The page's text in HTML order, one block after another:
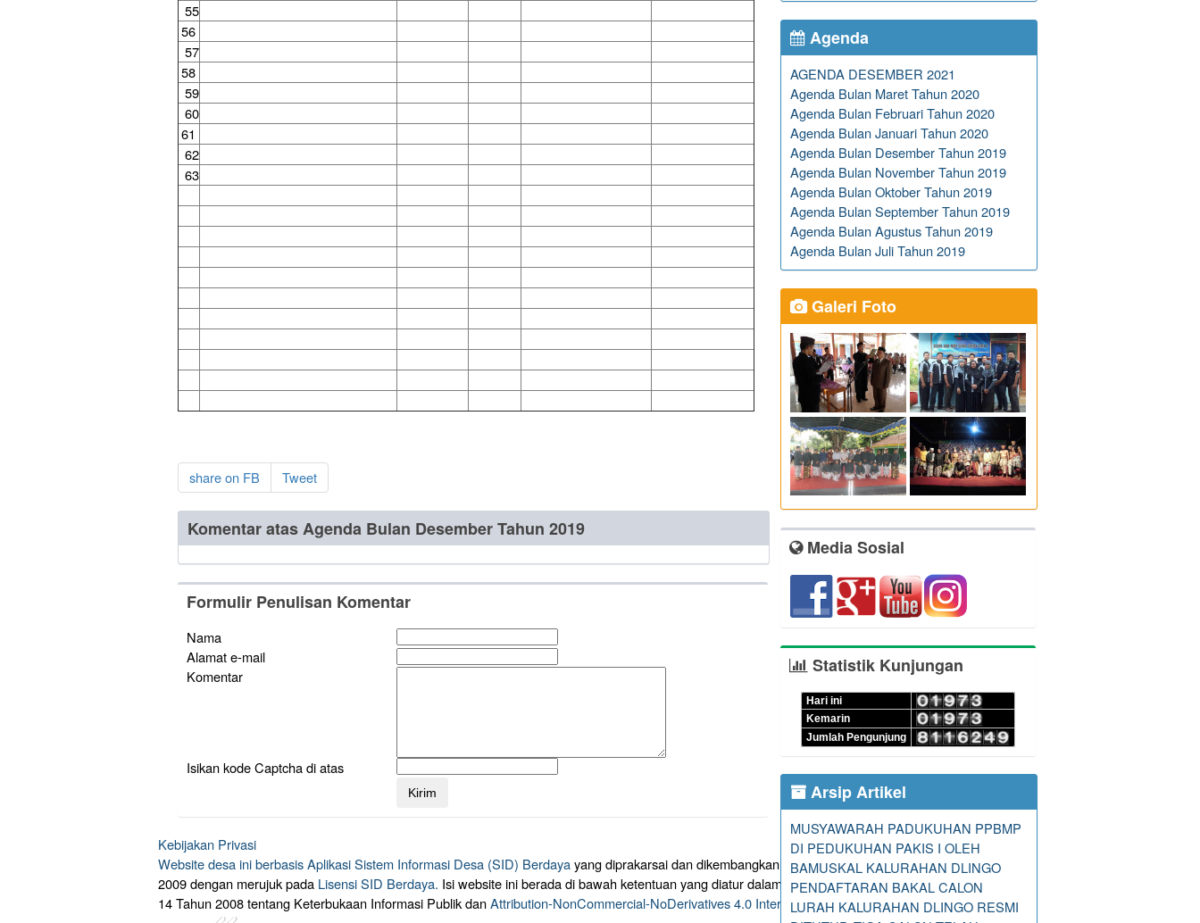
55
56
57
58
59
60
61
62
63
share on FB Tweet
Komentar atas Agenda Bulan Desember Tahun 2019
Formulir Penulisan Komentar
Nama
Alamat e-mail
Komentar
Isikan kode Captcha di atas
Agenda
AGENDA DESEMBER 2021
Agenda Bulan Maret Tahun 2020
Agenda Bulan Februari Tahun 2020
Agenda Bulan Januari Tahun 2020
Agenda Bulan Desember Tahun 2019
Agenda Bulan November Tahun 2019
Agenda Bulan Oktober Tahun 2019
Agenda Bulan September Tahun 2019
Agenda Bulan Agustus Tahun 2019
Agenda Bulan Juli Tahun 2019
Galeri Foto
Media Sosial
Statistik Kunjungan
Hari ini
Kemarin
Jumlah Pengunjung
Arsip Artikel
MUSYAWARAH PADUKUHAN PPBMP
DI PEDUKUHAN PAKIS I OLEH
BAMUSKAL KALURAHAN DLINGO
PENDAFTARAN BAKAL CALON
LURAH KALURAHAN DLINGO RESMI
Kebijakan Privasi
Website desa ini berbasisAplikasi Sistem Informasi Desa (SID) Berdayayang diprakarsai dan dikembangkan olehCombine Resource Institutionsejak
2009 dengan merujuk pada Lisensi SID Berdaya. Isi website ini berada di bawah ketentuan yang diatur dalam Undang-Undang Republik Indonesia Nomor
14 Tahun 2008 tentang Keterbukaan Informasi Publik danAttribution-NonCommercial-NoDerivatives 4.0 International (CC BY-NC-ND 4.0) License